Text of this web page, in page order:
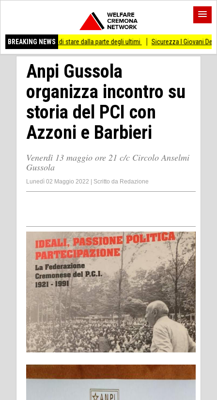
BREAKING NEWS
di stare dalla parte degli ultimi Sicurezza I Giovani Democratici
Anpi Gussola
organizza incontro su
storia del PCI con
Azzoni e Barbieri
Venerdì 13 maggio ore 21 c/c Circolo Anselmi
Gussola
Lunedì 02 Maggio 2022 Scritto da Redazione